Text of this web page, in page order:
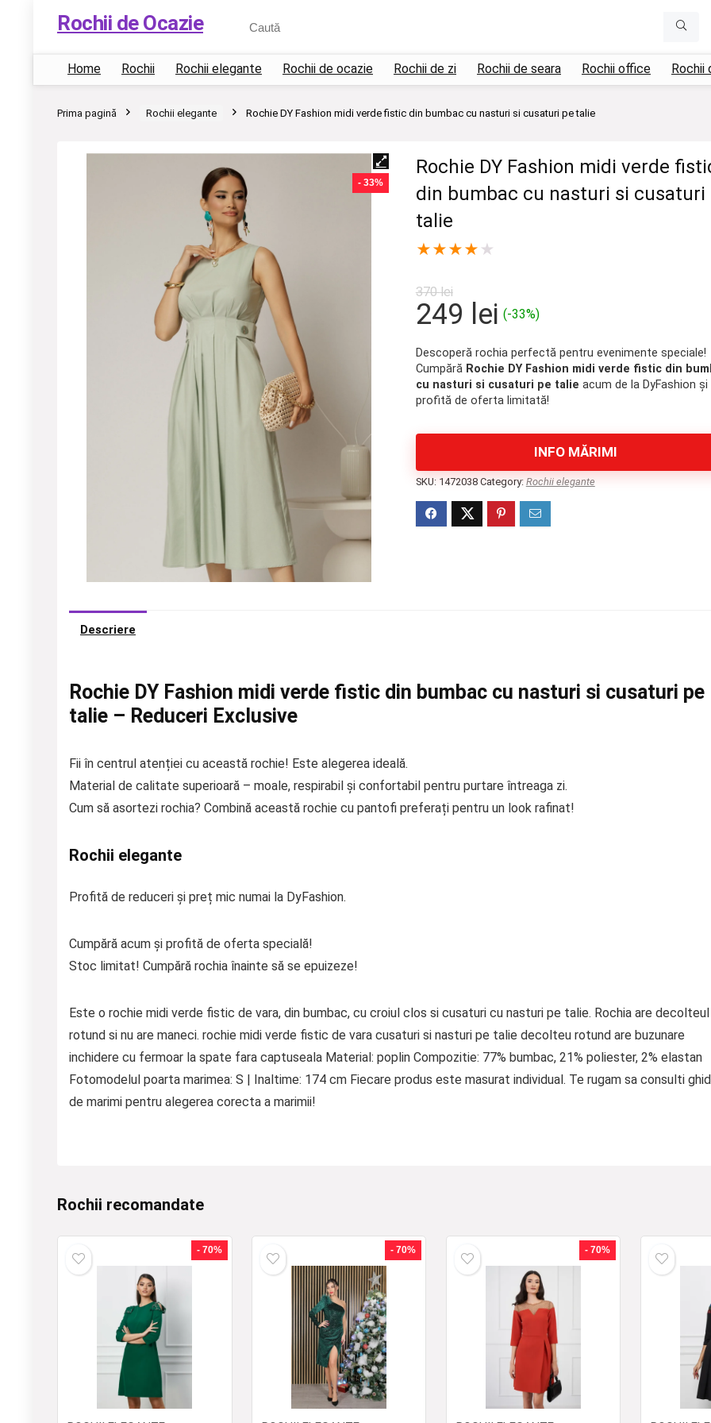
Rochii de Ocazie
Home Rochii Rochii elegante Rochii de ocazie Rochii de zi Rochii de seara Rochii office Rochii
Prima pagină Rochii elegante Rochie DY Fashion midi verde fistic din bumbac cu nasturi si cusaturi pe talie
- 33%
Rochie DY Fashion midi verde
din bumbac cu nasturi si cusaturi
talie
★★★★ ★
370lei
Prețul
a
fost:
370 lei.
249 leiPrețul
este:
249 lei.
(-33%)
Descoperă rochia perfectă pentru evenimente speciale!
Cumpără Rochie DY Fashion midi verde fistic din
cu nasturi si cusaturi pe talie acum de la DyFashion și
profită de oferta limitată!
INFO MĂRIMI
SKU: 1472038 Category: Rochii elegante
Descriere
Rochie DY Fashion midi verde fistic din bumbac cu nasturi si cusaturi pe
talie – Reduceri Exclusive
Fii în centrul atenției cu această rochie! Este alegerea ideală.
Material de calitate superioară – moale, respirabil și confortabil pentru purtare întreaga zi.
Cum să asortezi rochia? Combină această rochie cu pantofi preferați pentru un look rafinat!
Rochii elegante
Profită de reduceri și preț mic numai la DyFashion.
Cumpără acum și profită de oferta specială!
Stoc limitat! Cumpără rochia înainte să se epuizeze!
Este o rochie midi verde fistic de vara, din bumbac, cu croiul clos si cusaturi cu nasturi pe talie. Rochia are decolteul
rotund si nu are maneci. rochie midi verde fistic de vara cusaturi si nasturi pe talie decolteu rotund are buzunare
inchidere cu fermoar la spate fara captuseala Material: poplin Compozitie: 77% bumbac, 21% poliester, 2% elastan
Fotomodelul poarta marimea: S | Inaltime: 174 cm Fiecare produs este masurat individual. Te rugam sa consulti
de marimi pentru alegerea corecta a marimii!
Rochii recomandate
- 70% - 70% - 70%